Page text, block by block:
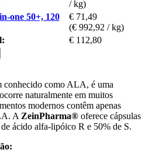
/ kg)
one 50+, 120
€ 71,49
(€ 992,92 / kg)
€ 112,80
conhecido como ALA, é uma
naturalmente em muitos
modernos contêm apenas
A ZeinPharma® oferece cápsulas
ácido alfa-lipóico R e 50% de S.